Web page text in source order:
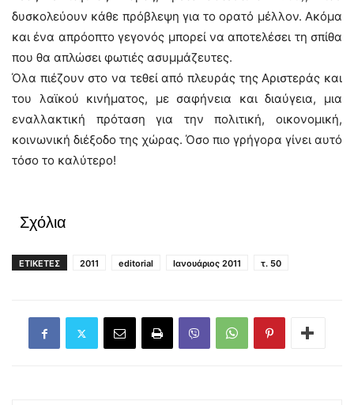
δυσκολεύουν κάθε πρόβλεψη για το ορατό μέλλον. Ακόμα
και ένα απρόοπτο γεγονός μπορεί να αποτελέσει τη σπίθα
που θα απλώσει φωτιές ασυμμάζευτες.
Όλα πιέζουν στο να τεθεί από πλευράς της Αριστεράς και
του λαϊκού κινήματος, με σαφήνεια και διαύγεια, μια
εναλλακτική πρόταση για την πολιτική, οικονομική,
κοινωνική διέξοδο της χώρας. Όσο πιο γρήγορα γίνει αυτό
τόσο το καλύτερο!
Σχόλια
ΕΤΙΚΕΤΕΣ 2011 editorial Ιανουάριος 2011 τ. 50